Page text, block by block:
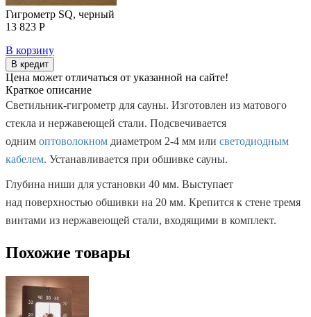
Гигрометр SQ, черный
13 823 Р
В корзину
В кредит
Цена может отличаться от указанной на сайте!
Краткое описание
Светильник-гигрометр для сауны. Изготовлен из матового
стекла и нержавеющей стали. Подсвечивается
одним оптоволокном диаметром 2-4 мм или светодиодным
кабелем. Устанавливается при обшивке сауны.
Глубина ниши для установки 40 мм. Выступает
над поверхностью обшивки на 20 мм. Крепится к стене тремя
винтами из нержавеющей стали, входящими в комплект.
Похожие товары